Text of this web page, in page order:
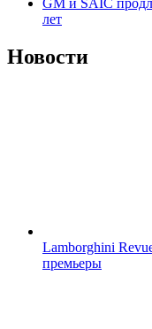
GM и SAIC
лет
Новости
Lamborghini
премьеры